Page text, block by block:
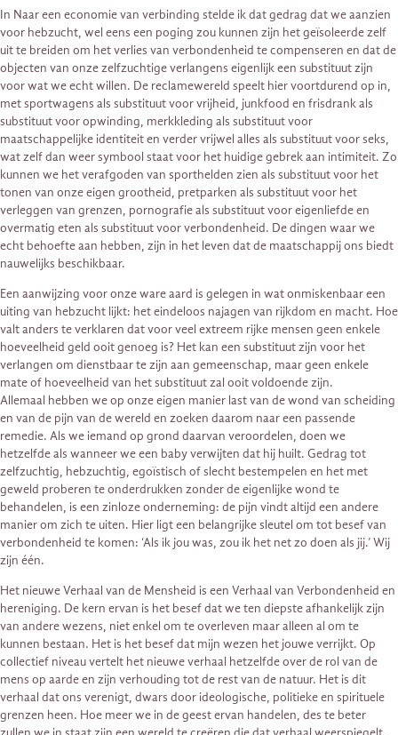
In Naar een economie van verbinding stelde ik dat gedrag dat we aanzien
voor hebzucht, wel eens een poging zou kunnen zijn het geïsoleerde zelf
uit te breiden om het verlies van verbondenheid te compenseren en dat de
objecten van onze zelfzuchtige verlangens eigenlijk een substituut zijn
voor wat we echt willen. De reclamewereld speelt hier voortdurend op in,
met sportwagens als substituut voor vrijheid, junkfood en frisdrank als
substituut voor opwinding, merkkleding als substituut voor
maatschappelijke identiteit en verder vrijwel alles als substituut voor seks,
wat zelf dan weer symbool staat voor het huidige gebrek aan intimiteit. Zo
kunnen we het verafgoden van sporthelden zien als substituut voor het
tonen van onze eigen grootheid, pretparken als substituut voor het
verleggen van grenzen, pornografie als substituut voor eigenliefde en
overmatig eten als substituut voor verbondenheid. De dingen waar we
echt behoefte aan hebben, zijn in het leven dat de maatschappij ons biedt
nauwelijks beschikbaar.
Een aanwijzing voor onze ware aard is gelegen in wat onmiskenbaar een
uiting van hebzucht lijkt: het eindeloos najagen van rijkdom en macht. Hoe
valt anders te verklaren dat voor veel extreem rijke mensen geen enkele
hoeveelheid geld ooit genoeg is? Het kan een substituut zijn voor het
verlangen om dienstbaar te zijn aan gemeenschap, maar geen enkele
mate of hoeveelheid van het substituut zal ooit voldoende zijn.
Allemaal hebben we op onze eigen manier last van de wond van scheiding
en van de pijn van de wereld en zoeken daarom naar een passende
remedie. Als we iemand op grond daarvan veroordelen, doen we
hetzelfde als wanneer we een baby verwijten dat hij huilt. Gedrag tot
zelfzuchtig, hebzuchtig, egoïstisch of slecht bestempelen en het met
geweld proberen te onderdrukken zonder de eigenlijke wond te
behandelen, is een zinloze onderneming: de pijn vindt altijd een andere
manier om zich te uiten. Hier ligt een belangrijke sleutel om tot besef van
verbondenheid te komen: ‘Als ik jou was, zou ik het net zo doen als jij.’ Wij
zijn één.
Het nieuwe Verhaal van de Mensheid is een Verhaal van Verbondenheid en
hereniging. De kern ervan is het besef dat we ten diepste afhankelijk zijn
van andere wezens, niet enkel om te overleven maar alleen al om te
kunnen bestaan. Het is het besef dat mijn wezen het jouwe verrijkt. Op
collectief niveau vertelt het nieuwe verhaal hetzelfde over de rol van de
mens op aarde en zijn verhouding tot de rest van de natuur. Het is dit
verhaal dat ons verenigt, dwars door ideologische, politieke en spirituele
grenzen heen. Hoe meer we in de geest ervan handelen, des te beter